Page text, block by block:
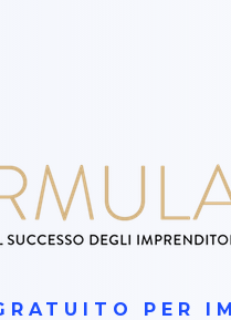
PER